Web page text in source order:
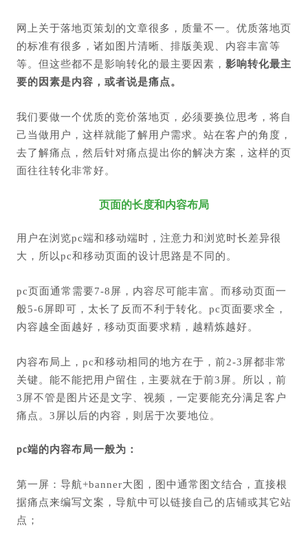
网上关于落地页策划的文章很多，质量不一。 优质落地页
的标准有很多，诸如图片清晰、排版美观、内容丰富等
等。 但这些都不是影响转化的最主要因素， 影响转化最主
要的因素是内容，或者说是痛点。
我们要做一个优质的竞价落地页，必须要换位思考，将自
己当做用户，这样就能了解用户需求。 站在客户的角度，
去了解痛点，然后针对痛点提出你的解决方案，这样的页
面往往转化非常好。
页面的长度和内容布局
用户在浏览pc端和移动端时，注意力和浏览时长差异很
大，所以pc和移动页面的设计思路是不同的。
pc页面通常需要7-8屏，内容尽可能丰富。而移动页面一
般5-6屏即可，太长了反而不利于转化。pc页面要求全，
内容越全面越好，移动页面要求精，越精炼越好。
内容布局上，pc和移动相同的地方在于，前2-3屏都非常
关键。能不能把用户留住，主要就在于前3屏。所以，前
3屏不管是图片还是文字、视频，一定要能充分满足客户
痛点。3屏以后的内容，则居于次要地位。
pc端的内容布局一般为：
第一屏：导航+banner大图，图中通常图文结合，直接根
据痛点来编写文案，导航中可以链接自己的店铺或其它站
点；